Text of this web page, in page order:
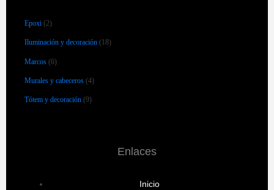
Epoxi (2)
Iluminación y decoración (18)
Marcos (6)
Murales y cabeceros (4)
Tótem y decoración (9)
Enlaces
Inicio